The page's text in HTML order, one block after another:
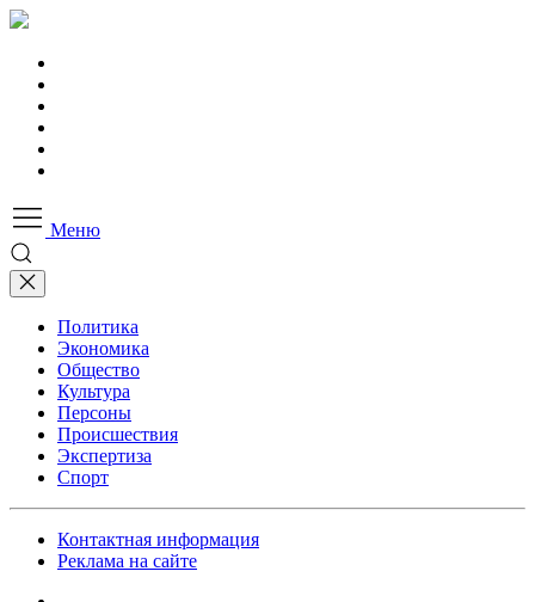
Меню
Политика
Экономика
Общество
Культура
Персоны
Происшествия
Экспертиза
Спорт
Контактная информация
Реклама на сайте